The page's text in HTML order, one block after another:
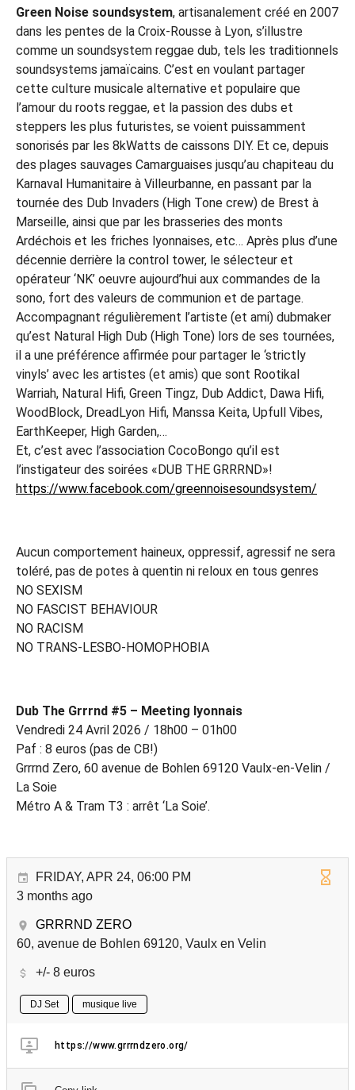
Green Noise soundsystem, artisanalement créé en 2007
dans les pentes de la Croix-Rousse à Lyon, s’illustre
comme un soundsystem reggae dub, tels les traditionnels
soundsystems jamaïcains. C’est en voulant partager
cette culture musicale alternative et populaire que
l’amour du roots reggae, et la passion des dubs et
steppers les plus futuristes, se voient puissamment
sonorisés par les 8kWatts de caissons DIY. Et ce, depuis
des plages sauvages Camarguaises jusqu’au chapiteau du
Karnaval Humanitaire à Villeurbanne, en passant par la
tournée des Dub Invaders (High Tone crew) de Brest à
Marseille, ainsi que par les brasseries des monts
Ardéchois et les friches lyonnaises, etc… Après plus d’une
décennie derrière la control tower, le sélecteur et
opérateur ‘NK’ oeuvre aujourd’hui aux commandes de la
sono, fort des valeurs de communion et de partage.
Accompagnant régulièrement l’artiste (et ami) dubmaker
qu’est Natural High Dub (High Tone) lors de ses tournées,
il a une préférence affirmée pour partager le ‘strictly
vinyls’ avec les artistes (et amis) que sont Rootikal
Warriah, Natural Hifi, Green Tingz, Dub Addict, Dawa Hifi,
WoodBlock, DreadLyon Hifi, Manssa Keita, Upfull Vibes,
EarthKeeper, High Garden,…
Et, c’est avec l’association CocoBongo qu’il est
l’instigateur des soirées «DUB THE GRRRND»!
https://www.facebook.com/greennoisesoundsystem/
Aucun comportement haineux, oppressif, agressif ne sera
toléré, pas de potes à quentin ni reloux en tous genres
NO SEXISM
NO FASCIST BEHAVIOUR
NO RACISM
NO TRANS-LESBO-HOMOPHOBIA
Dub The Grrrnd #5 – Meeting lyonnais
Vendredi 24 Avril 2026 / 18h00 – 01h00
Paf : 8 euros (pas de CB!)
Grrrnd Zero, 60 avenue de Bohlen 69120 Vaulx-en-Velin /
La Soie
Métro A & Tram T3 : arrêt ‘La Soie’.
FRIDAY, APR 24, 06:00 PM
3 months ago
GRRRND ZERO
60, avenue de Bohlen 69120, Vaulx en Velin
+/- 8 euros
DJ Set musique live
https://www.grrrndzero.org/